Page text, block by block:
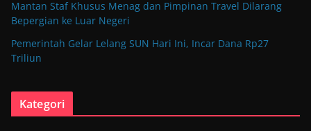
Mantan Staf Khusus Menag dan Pimpinan Travel Dilarang
Bepergian ke Luar Negeri
Pemerintah Gelar Lelang SUN Hari Ini, Incar Dana Rp27
Triliun
Kategori